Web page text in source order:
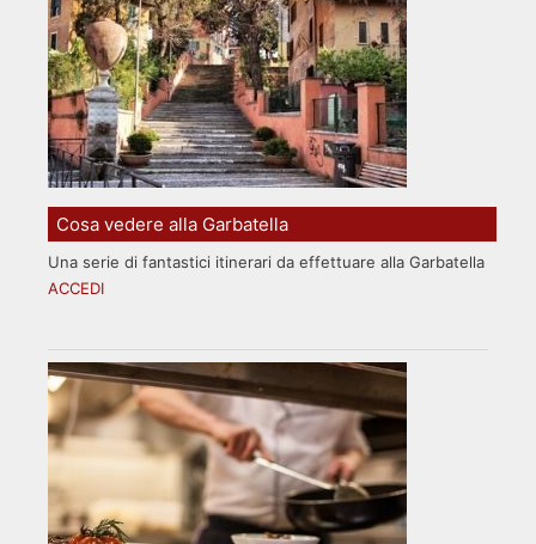
Cosa vedere alla Garbatella
Una serie di fantastici itinerari da effettuare alla Garbatella
ACCEDI